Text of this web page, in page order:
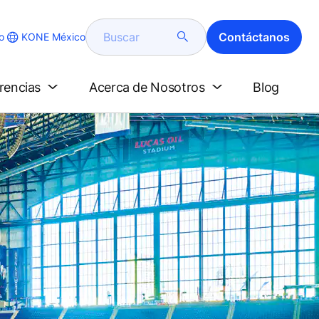
KONE México Buscar Contáctanos
Acerca de Nosotros Blog